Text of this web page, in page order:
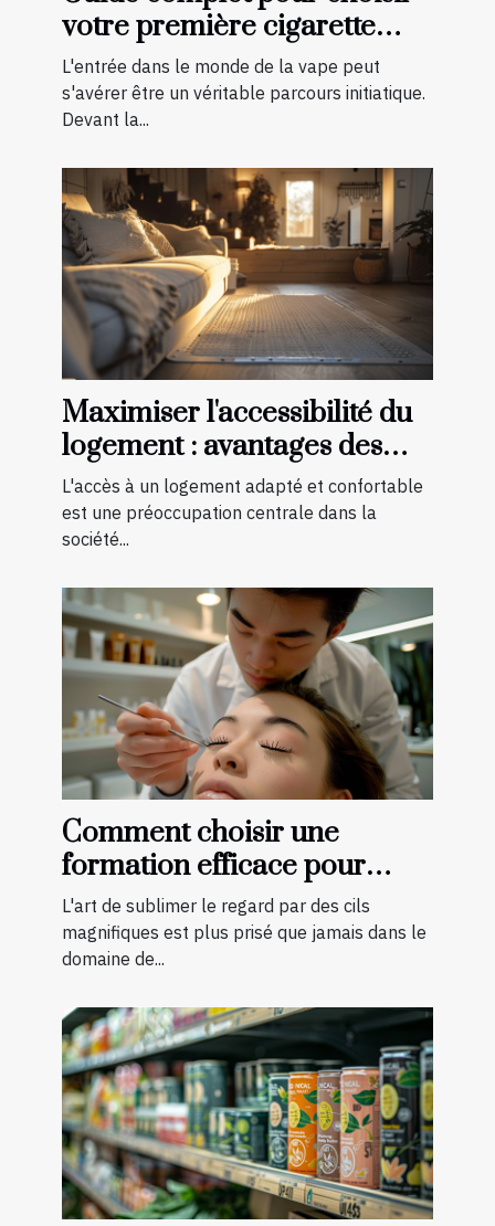
votre première cigarette
électronique
L'entrée dans le monde de la vape peut
s'avérer être un véritable parcours initiatique.
Devant la...
Maximiser l'accessibilité du
logement : avantages des
aménagements préventifs
L'accès à un logement adapté et confortable
est une préoccupation centrale dans la
société...
Comment choisir une
formation efficace pour
devenir technicienne de cils
certifiée
L'art de sublimer le regard par des cils
magnifiques est plus prisé que jamais dans le
domaine de...